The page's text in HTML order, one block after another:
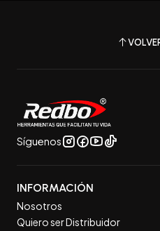
Síguenos
INFORMACIÓN
Nosotros
Quiero ser Distribuidor